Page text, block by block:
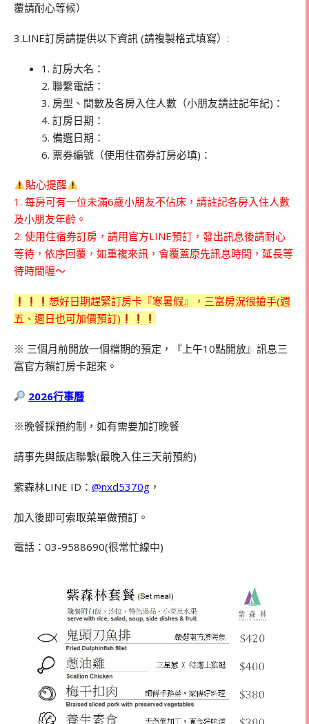
覆請耐心等候）
3.LINE訂房請提供以下資訊 (請複製格式填寫）:
1. 訂房大名：
2. 聯繫電話：
3. 房型、間數及各房入住人數（小朋友請註記年紀)：
4. 訂房日期：
5. 備選日期：
6. 票券編號（使用住宿券訂房必填)：
貼心提醒
1. 每房可有一位未滿6歲小朋友不佔床，請註記各房入住人數
及小朋友年齡。
2. 使用住宿券訂房，請用官方LINE預訂，發出訊息後請耐心
等待，依序回覆，如重複來訊，會覆蓋原先訊息時間，延長等
待時間喔～
想好日期趕緊訂房卡『寒暑假』，三富房況很搶手(週
五、週日也可加價預訂)
※ 三個月前開放一個檔期的預定，『上午10點開放』訊息三
富官方賴訂房卡起來。
2026行事曆
※晚餐採預約制，如有需要加訂晚餐
請事先與飯店聯繫(最晚入住三天前預約)
紫森林LINE ID： @nxd5370g ，
加入後即可索取菜單做預訂。
電話：03-9588690(很常忙線中)